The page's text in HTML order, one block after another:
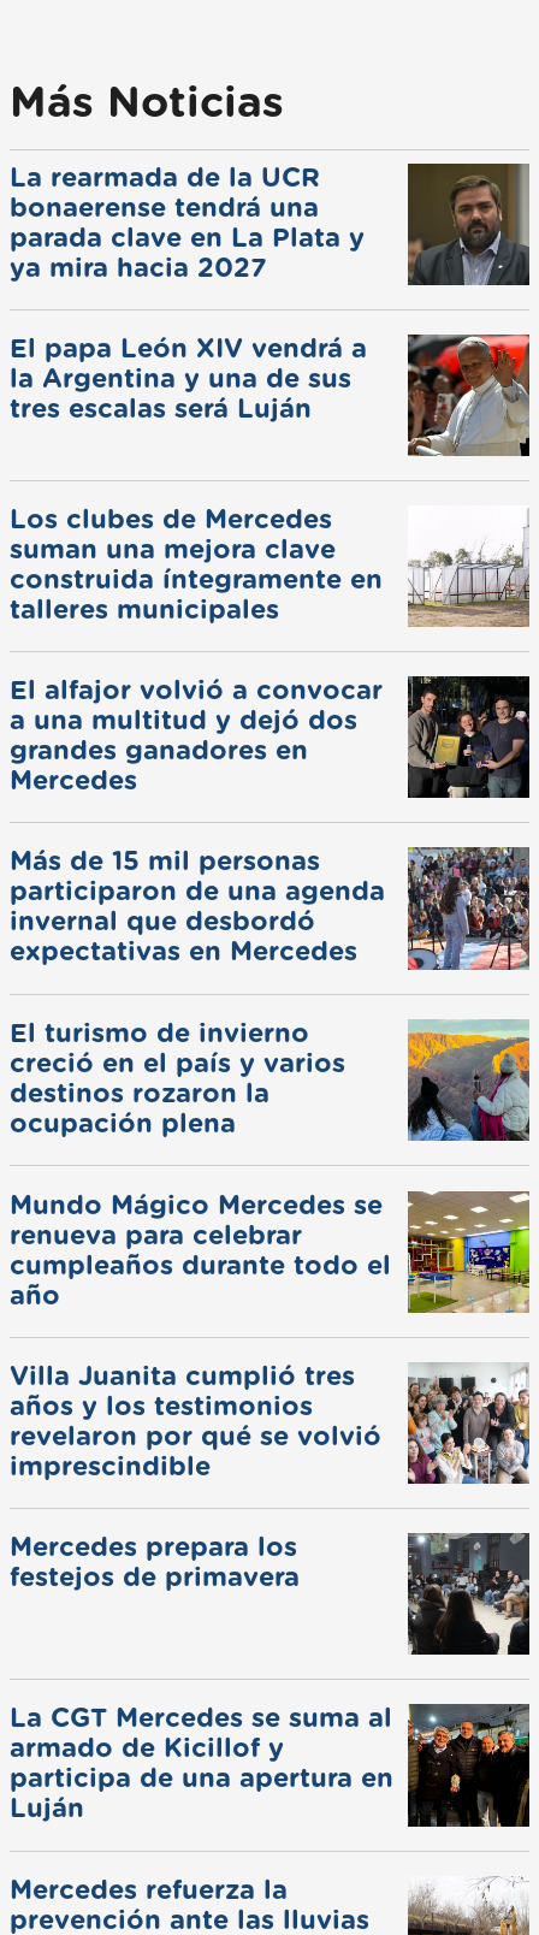
Más Noticias
La rearmada de la UCR
bonaerense tendrá una
parada clave en La Plata y
ya mira hacia 2027
El papa León XIV vendrá a
la Argentina y una de sus
tres escalas será Luján
Los clubes de Mercedes
suman una mejora clave
construida íntegramente en
talleres municipales
El alfajor volvió a convocar
a una multitud y dejó dos
grandes ganadores en
Mercedes
Más de 15 mil personas
participaron de una agenda
invernal que desbordó
expectativas en Mercedes
El turismo de invierno
creció en el país y varios
destinos rozaron la
ocupación plena
Mundo Mágico Mercedes se
renueva para celebrar
cumpleaños durante todo el
año
Villa Juanita cumplió tres
años y los testimonios
revelaron por qué se volvió
imprescindible
Mercedes prepara los
festejos de primavera
La CGT Mercedes se suma al
armado de Kicillof y
participa de una apertura en
Luján
Mercedes refuerza la
prevención ante las lluvias